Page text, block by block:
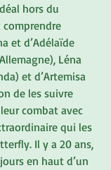
hors du
comprendre
et d’Adélaïde
Léna
et d’Artemisa
de les suivre
combat avec
qui les
Il y a 20 ans,
en haut d’un